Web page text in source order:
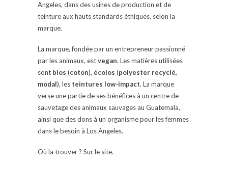
Angeles, dans des usines de production et de
teinture aux hauts standards éthiques, selon la
marque.
La marque, fondée par un entrepreneur passionné
par les animaux, estvegan. Les matières utilisées
sont bios (coton), écolos (polyester recyclé,
modal), les teintures low-impact. La marque
verse une partie de ses bénéfices à un centre de
sauvetage des animaux sauvages au Guatemala,
ainsi que des dons à un organisme pour les femmes
dans le besoin à Los Angeles.
Où la trouver ? Sur le site.